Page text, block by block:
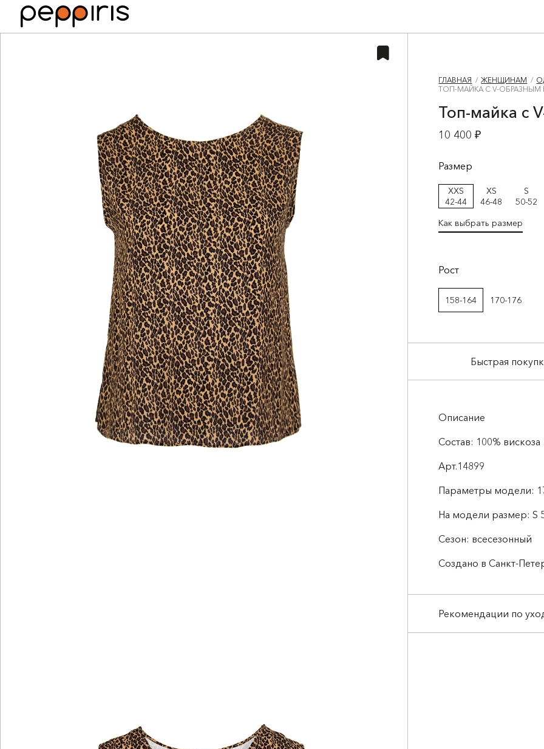
ГЛАВНАЯ ЖЕНЩИНАМ
ТОП-МАЙКА С V-
Топ-майка с
10 400 ₽
Размер
XXS
42-44
XS
46-48
S
50-52
Как выбрать размер
Рост
158-164 170-176
Быстрая
Описание
Состав: 100% вискоза
Арт.14899
Параметры модели:
На модели размер: S
Сезон: всесезонный
Создано в Санкт-
Рекомендации по